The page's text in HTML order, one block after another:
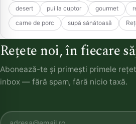
desert
pui la cuptor gourmet
carne de porc
supă sănătoasă
Rețete noi, în fiecare
Abonează-te și primești primele
inbox — fără spam, fără nicio taxă.